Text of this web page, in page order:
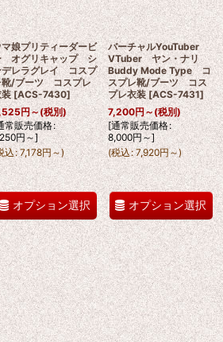
娘プリティーダービ
オグリキャップ シ
デレラグレイ コスプ
靴/ブーツ コスプレ
[ACS-7430]
円～(税別)
常販売価格:
円～]
込: 7,178円～)
オプション選択
バーチャルYouTuber
VTuber ヤン・ナリ
Buddy Mode Type コ
スプレ靴/ブーツ コス
プレ衣装 [ACS-7431]
7,200円～(税別)
[通常販売価格:
8,000円～]
(税込: 7,920円～)
オプション選択